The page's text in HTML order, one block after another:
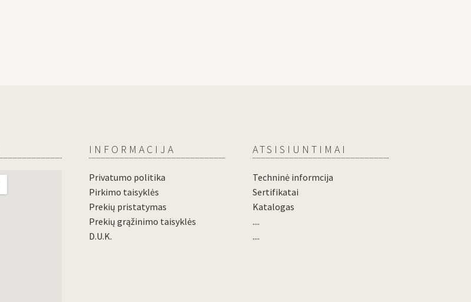
INFORMACIJA
Privatumo politika
Pirkimo taisyklės
Prekių pristatymas
Prekių grąžinimo taisyklės
D.U.K.
ATSISIUNTIMAI
Techninė informcija
Sertifikatai
Katalogas
....
....